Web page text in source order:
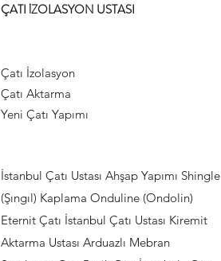
ÇATI İZOLASYON USTASI
Çatı İzolasyon
Çatı Aktarma
Yeni Çatı Yapımı
İstanbul Çatı Ustası Ahşap Yapımı Shingle
(Şıngıl) Kaplama Onduline (Ondolin)
Eternit Çatı İstanbul Çatı Ustası Kiremit
Aktarma Ustası Arduazlı Mebran